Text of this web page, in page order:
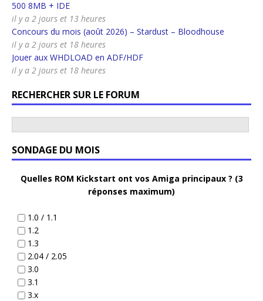
500 8MB + IDE
il y a 2 jours et 13 heures
Concours du mois (août 2026) – Stardust – Bloodhouse
il y a 2 jours et 18 heures
Jouer aux WHDLOAD en ADF/HDF
il y a 2 jours et 18 heures
RECHERCHER SUR LE FORUM
SONDAGE DU MOIS
Quelles ROM Kickstart ont vos Amiga principaux ? (3
réponses maximum)
1.0 / 1.1
1.2
1.3
2.04 / 2.05
3.0
3.1
3.x